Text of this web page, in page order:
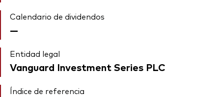
Calendario de dividendos
—
Entidad legal
Vanguard Investment Series PLC
Índice de referencia